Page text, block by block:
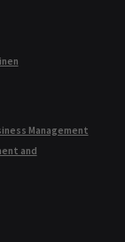
Management
and